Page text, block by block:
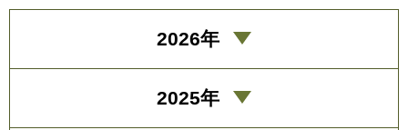
2026年
2025年